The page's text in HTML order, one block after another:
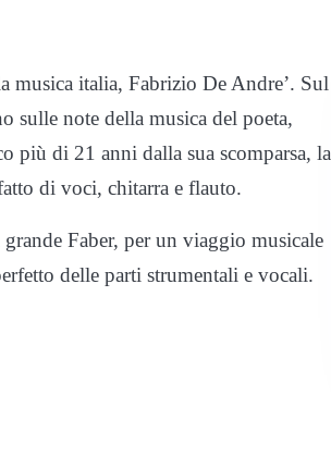
musica italia, Fabrizio De Andre’. Sul
sulle note della musica del poeta,
più di 21 anni dalla sua scomparsa, la
di voci, chitarra e flauto.
Faber, per un viaggio musicale
delle parti strumentali e vocali.